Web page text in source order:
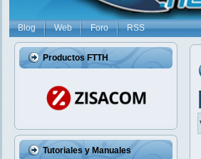
Blog Web Foro RSS
Productos FTTH
Tutoriales y Manuales